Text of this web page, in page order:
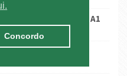
Concordo
da autoestrada A1
a cimeira do G7
parcial de